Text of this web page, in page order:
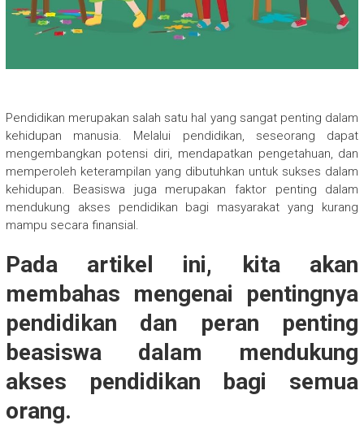
Pendidikan merupakan salah satu hal yang sangat penting dalam
kehidupan manusia. Melalui pendidikan, seseorang dapat
mengembangkan potensi diri, mendapatkan pengetahuan, dan
memperoleh keterampilan yang dibutuhkan untuk sukses dalam
kehidupan. Beasiswa juga merupakan faktor penting dalam
mendukung akses pendidikan bagi masyarakat yang kurang
mampu secara finansial.
Pada artikel ini, kita akan
membahas mengenai pentingnya
pendidikan dan peran penting
beasiswa dalam mendukung
akses pendidikan bagi semua
orang.